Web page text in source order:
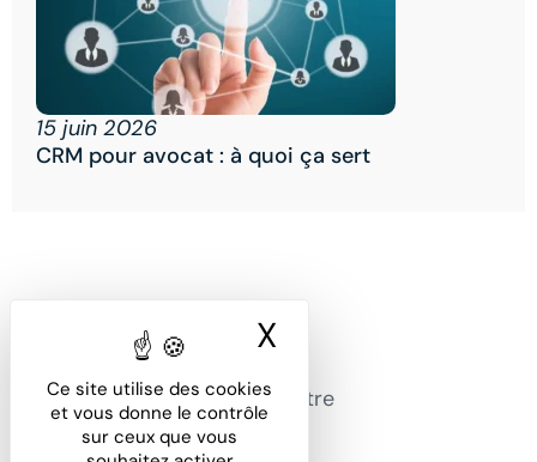
Ce site utilise des cookies
et vous donne le contrôle
sur ceux que vous
X
15 juin 2026
CRM pour avocat : à quoi ça sert
Office Avocat, la solution
dématérialisée pour gérer votre
cabinet.